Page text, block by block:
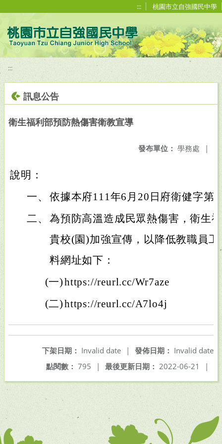
::: 桃園市立自強國民中學
:::
訊息公告
衛生福利部預防熱傷害衛教宣導
發布單位： 學務處 |
說明：
一、 依據本府111年6月20日府衛健字第
二、 為預防高溫造成民眾熱傷害，衛生
貴校(園)加強宣傳，以降低教職員
料網址如下：
(一)https://reurl.cc/Wr7aze
(二)https://reurl.cc/A7lo4j
發佈日期： Invalid date
下架日期： Invalid date
|
最後更新日期： 2022-06-21 |
點閱數： 795 |